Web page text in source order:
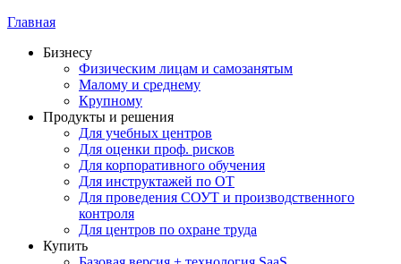
Главная
Бизнесу
Физическим лицам и самозанятым
Малому и среднему
Крупному
Продукты и решения
Для учебных центров
Для оценки проф. рисков
Для корпоративного обучения
Для инструктажей по ОТ
Для проведения СОУТ и производственного
контроля
Для центров по охране труда
Купить